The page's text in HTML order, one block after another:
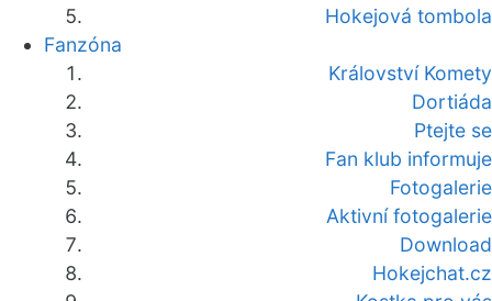
Hokejová tombola
Fanzóna
Království Komety
Dortiáda
Ptejte se
Fan klub informuje
Fotogalerie
Aktivní fotogalerie
Download
Hokejchat.cz